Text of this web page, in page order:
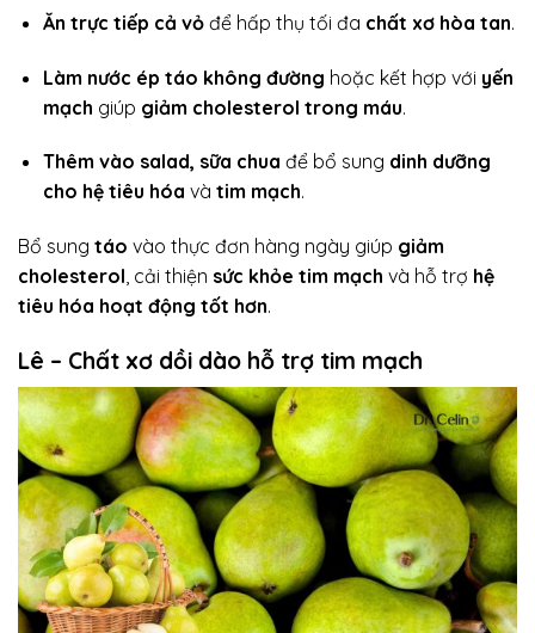
Ăn trực tiếp cả vỏđể hấp thụ tối đa chất xơ hòa tan.
Làm nước ép táo không đường hoặc kết hợp với yến
mạch giúp giảm cholesterol trong máu.
Thêm vào salad, sữa chua để bổ sung dinh dưỡng
cho hệ tiêu hóa và tim mạch.
Bổ sung táo vào thực đơn hàng ngày giúp giảm
cholesterol, cải thiện sức khỏe tim mạch và hỗ trợ hệ
tiêu hóa hoạt động tốt hơn.
Lê – Chất xơ dồi dào hỗ trợ tim mạch